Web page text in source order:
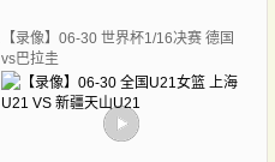
【录像】06-30 世界杯1/16决赛 德国
vs巴拉圭